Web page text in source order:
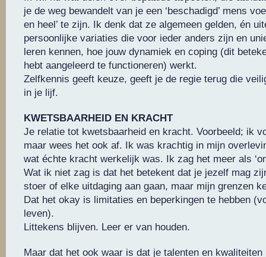
je de weg bewandelt van je een ‘beschadigd’ mens
en heel’ te zijn. Ik denk dat ze algemeen gelden, én
persoonlijke variaties die voor ieder anders zijn en
leren kennen, hoe jouw dynamiek en coping (dit
hebt aangeleerd te functioneren) werkt.
Zelfkennis geeft keuze, geeft je de regie terug die
in je lijf.
KWETSBAARHEID EN KRACHT
Je relatie tot kwetsbaarheid en kracht. Voorbeeld; ik
maar wees het ook af. Ik was krachtig in mijn
wat échte kracht werkelijk was. Ik zag het meer als
Wat ik niet zag is dat het betekent dat je jezelf mag
stoer of elke uitdaging aan gaan, maar mijn grenzen
Dat het okay is limitaties en beperkingen te hebben
leven).
Littekens blijven. Leer er van houden.
Maar dat het ook waar is dat je talenten en